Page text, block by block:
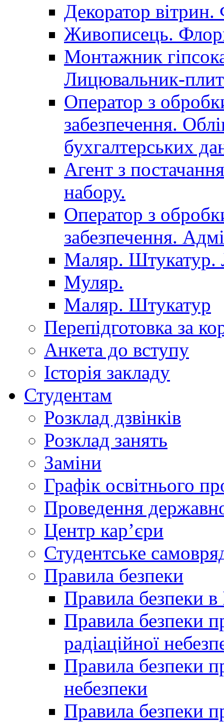
Декоратор вітрин.
Живописець.
Монтажник
Лицювальник-
Оператор з
забезпечення.
бухгалтерських
Агент з
набору.
Оператор з
забезпечення.
Маляр. Штукатур.
Муляр.
Маляр. Штукатур
Перепідготовка за
Анкета до вступу
Історія закладу
Студентам
Розклад дзвінків
Розклад занять
Заміни
Графік освітнього
Проведення
Центр кар’єри
Студентське
Правила безпеки
Правила безпеки в
Правила безпеки
радіаційної
Правила безпеки
небезпеки
Правила безпеки